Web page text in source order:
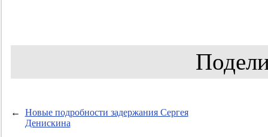
←
Новые подробности задержания Сергея
Денискина